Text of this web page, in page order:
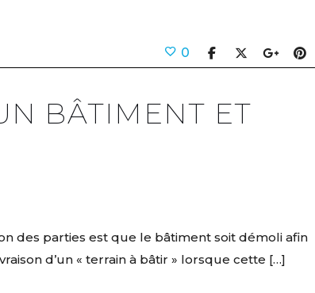
0
BÂTIMENT ET
des parties est que le bâtiment soit démoli afin
d’un « terrain à bâtir » lorsque cette […]